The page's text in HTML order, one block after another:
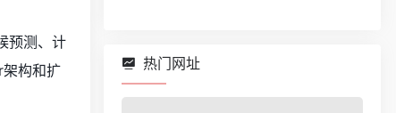
预测、计
构和扩
热门网址